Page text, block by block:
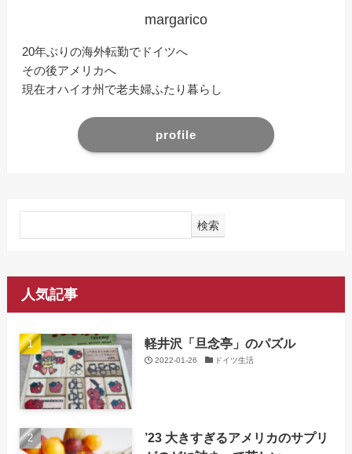
margarico
20年ぶりの海外転勤でドイツへ
その後アメリカへ
現在オハイオ州で老夫婦ふたり暮らし
profile
検索
人気記事
軽井沢「旦念亭」のパズル
2022-01-26 ドイツ生活
’23 大きすぎるアメリカのサプリ